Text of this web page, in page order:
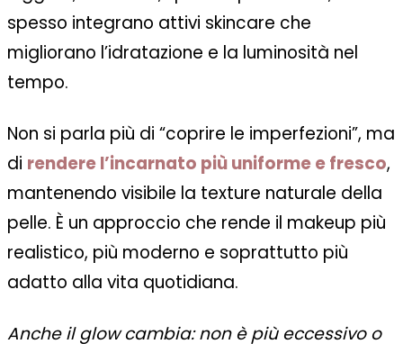
spesso integrano attivi skincare che
migliorano l’idratazione e la luminosità nel
tempo.
Non si parla più di “coprire le imperfezioni”, ma
di rendere l’incarnato più uniforme e fresco,
mantenendo visibile la texture naturale della
pelle. È un approccio che rende il makeup più
realistico, più moderno e soprattutto più
adatto alla vita quotidiana.
Anche il glow cambia: non è più eccessivo o